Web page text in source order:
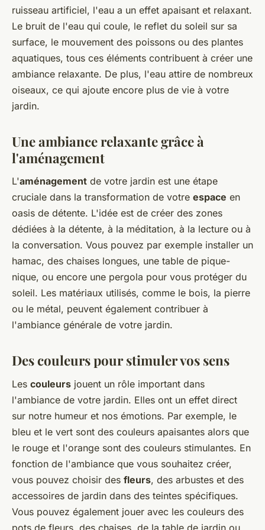
ruisseau artificiel, l'eau a un effet apaisant et relaxant.
Le bruit de l'eau qui coule, le reflet du soleil sur sa
surface, le mouvement des poissons ou des plantes
aquatiques, tous ces éléments contribuent à créer une
ambiance relaxante. De plus, l'eau attire de nombreux
oiseaux, ce qui ajoute encore plus de vie à votre
jardin.
Une ambiance relaxante grâce à
l'aménagement
L'aménagement de votre jardin est une étape
cruciale dans la transformation de votre espace en
oasis de détente. L'idée est de créer des zones
dédiées à la détente, à la méditation, à la lecture ou à
la conversation. Vous pouvez par exemple installer un
hamac, des chaises longues, une table de pique-
nique, ou encore une pergola pour vous protéger du
soleil. Les matériaux utilisés, comme le bois, la pierre
ou le métal, peuvent également contribuer à
l'ambiance générale de votre jardin.
Des couleurs pour stimuler vos sens
Les couleurs jouent un rôle important dans
l'ambiance de votre jardin. Elles ont un effet direct
sur notre humeur et nos émotions. Par exemple, le
bleu et le vert sont des couleurs apaisantes alors que
le rouge et l'orange sont des couleurs stimulantes. En
fonction de l'ambiance que vous souhaitez créer,
vous pouvez choisir des fleurs, des arbustes et des
accessoires de jardin dans des teintes spécifiques.
Vous pouvez également jouer avec les couleurs des